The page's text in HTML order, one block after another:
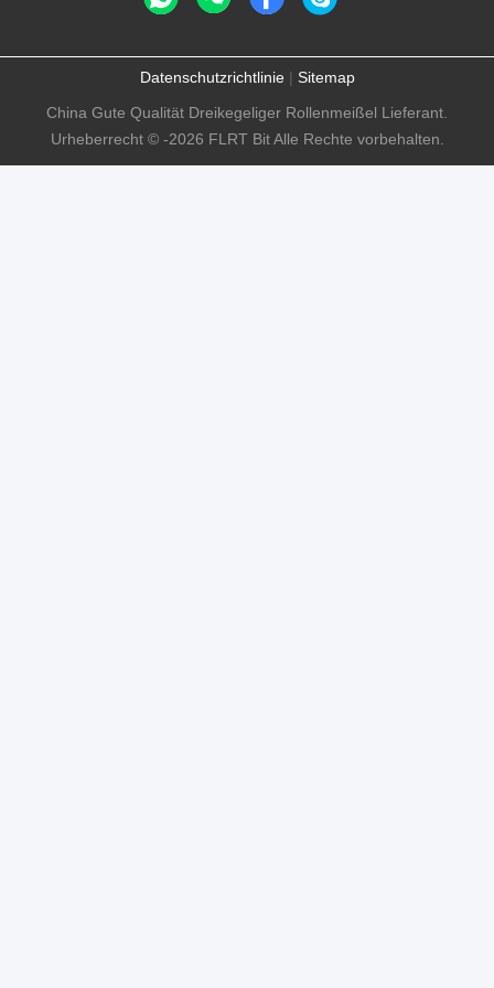
Datenschutzrichtlinie| Sitemap
China Gute Qualität Dreikegeliger Rollenmeißel Lieferant.
Urheberrecht © -2026 FLRT Bit Alle Rechte vorbehalten.